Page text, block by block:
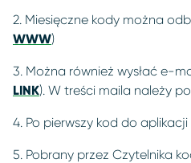
2. Miesięczne kody można
WWW)
3. Można również wysłać e-
LINK). W treści maila należy
4. Po pierwszy kod do
5. Pobrany przez Czytelnika